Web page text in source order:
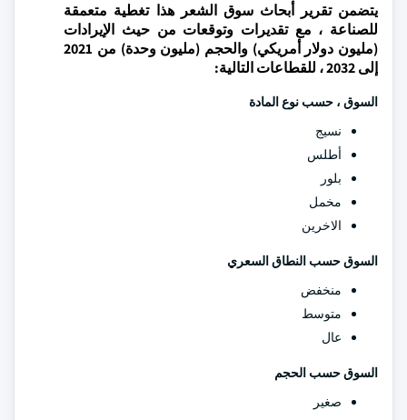
يتضمن تقرير أبحاث سوق الشعر هذا تغطية متعمقة
للصناعة ، مع تقديرات وتوقعات من حيث الإيرادات
(مليون دولار أمريكي) والحجم (مليون وحدة) من 2021
إلى 2032 ، للقطاعات التالية:
السوق ، حسب نوع المادة
نسيج
أطلس
بلور
مخمل
الاخرين
السوق حسب النطاق السعري
منخفض
متوسط
عال
السوق حسب الحجم
صغير